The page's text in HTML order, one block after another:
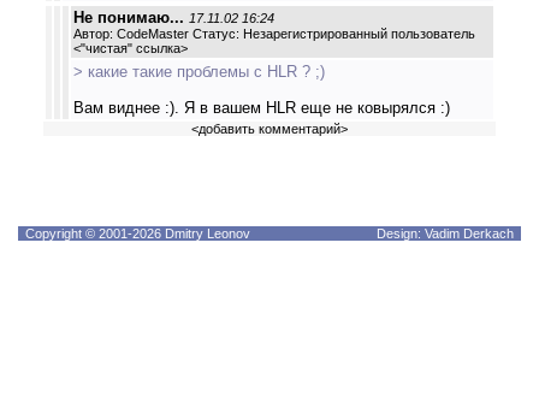
Не понимаю... 17.11.02 16:24
Автор: CodeMaster Статус: Незарегистрированный пользователь
<"чистая" ссылка>
> какие такие проблемы с HLR ? ;)
Вам виднее :). Я в вашем HLR еще не ковырялся :)
<добавить комментарий>
Copyright © 2001-2026 Dmitry Leonov Design: Vadim Derkach